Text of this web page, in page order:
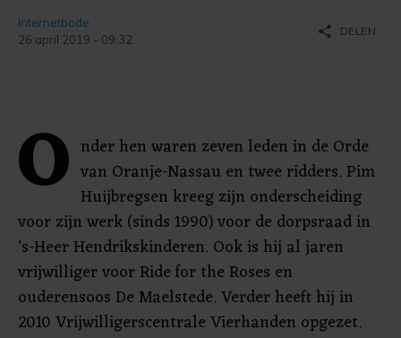
Internetbode
26 april 2019 - 09:32
share DELEN
O nder hen waren zeven leden in de Orde
van Oranje-Nassau en twee ridders. Pim
Huijbregsen kreeg zijn onderscheiding
voor zijn werk (sinds 1990) voor de dorpsraad in
‘s-Heer Hendrikskinderen. Ook is hij al jaren
vrijwilliger voor Ride for the Roses en
ouderensoos De Maelstede. Verder heeft hij in
2010 Vrijwilligerscentrale Vierhanden opgezet.